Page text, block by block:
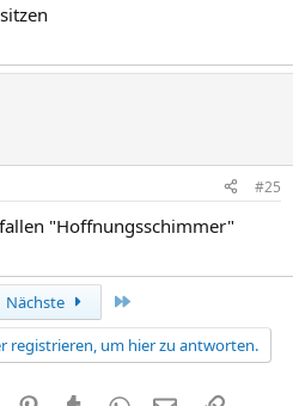
#25
"Hoffnungsschimmer"
Nächste
registrieren, um hier zu antworten.